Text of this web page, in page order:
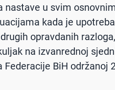
u svim
kada je
opravdanih
na izvanrednoj
BiH održanoj